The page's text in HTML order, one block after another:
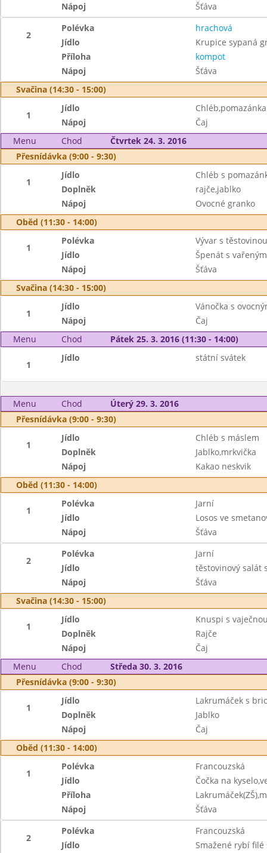
Nápoj
Šťáva
2
Polévka
hrachová
Jídlo
Krupice sypaná
Příloha
kompot
Nápoj
Šťáva
Svačina (14:30 - 15:00)
1
Jídlo
Nápoj
Čaj
Menu
Chod
Čtvrtek 24. 3. 2016
Přesnídávka (9:00 - 9:30)
1
Jídlo
Chléb s
Doplněk
rajče,jablko
Nápoj
Ovocné granko
Oběd (11:30 - 14:00)
1
Polévka
Vývar s těstovinou
Jídlo
Špenát s
Nápoj
Šťáva
Svačina (14:30 - 15:00)
1
Jídlo
Vánočka s
Nápoj
Čaj
Menu
Chod Pátek 25. 3. 2016 (11:30 - 14:00)
1
Jídlo státní svátek
Menu Chod
Úterý 29. 3. 2016
Přesnídávka (9:00 - 9:30)
1
Jídlo
Chléb s máslem
Doplněk
Jablko,mrkvička
Nápoj
Kakao neskvik
Oběd (11:30 - 14:00)
1
Polévka
Jarní
Jídlo
Losos ve
Nápoj
Šťáva
2
Polévka
Jarní
Jídlo
těstovinový salát
Nápoj
Šťáva
Svačina (14:30 - 15:00)
1
Jídlo
Knuspi s
Doplněk
Rajče
Nápoj
Čaj
Menu
Chod
Středa 30. 3. 2016
Přesnídávka (9:00 - 9:30)
1
Jídlo
Lakrumáček s
Doplněk
Jablko
Nápoj
Čaj
Oběd (11:30 - 14:00)
1
Polévka
Francouzská
Jídlo
Čočka na
Příloha
Nápoj
Šťáva
2
Polévka
Francouzská
Jídlo
Smažené rybí